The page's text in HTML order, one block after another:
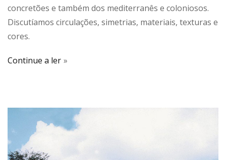
concretões e também dos mediterranês e coloniosos.
Discutíamos circulações, simetrias, materiais, texturas e
cores.
Continue a ler